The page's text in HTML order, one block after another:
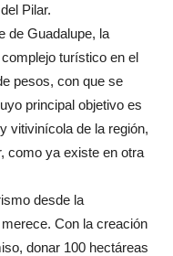
Pilar.
de Guadalupe, la
turístico en el
pesos, con que se
principal objetivo es
vitivinícola de la región,
como ya existe en otra
desde la
Con la creación
donar 100 hectáreas